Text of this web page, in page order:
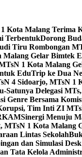
Kota Malang
TerbentukDorong
Tiru Rombongan
Gelar Bimtek
1 Kota Malang
EduTrip ke Dua
4 Sidoarjo, MTsN 1
Satunya Delegasi
Genre Bersama
Tim Inti ZI
Sinergi Menuju
MTsN 1 Kota
Lintas Sekolah
dan Simulasi
Tata Kelola